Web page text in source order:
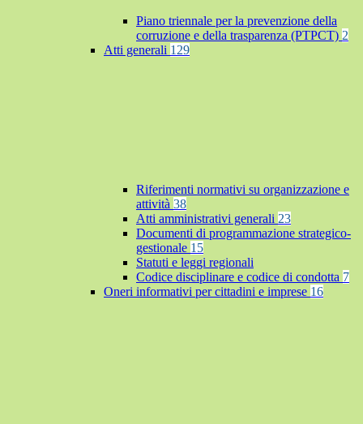
Piano triennale per la prevenzione della
corruzione e della trasparenza (PTPCT) 2
Atti generali 129
Riferimenti normativi su organizzazione e
attività 38
Atti amministrativi generali 23
Documenti di programmazione strategico-
gestionale 15
Statuti e leggi regionali
Codice disciplinare e codice di condotta 7
Oneri informativi per cittadini e imprese 16